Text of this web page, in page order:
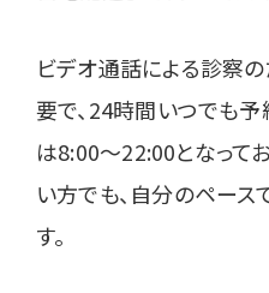
ビデオ通話による診察
要で、24時間いつでも
は8:00〜22:00となって
い方でも、自分のペース
す。